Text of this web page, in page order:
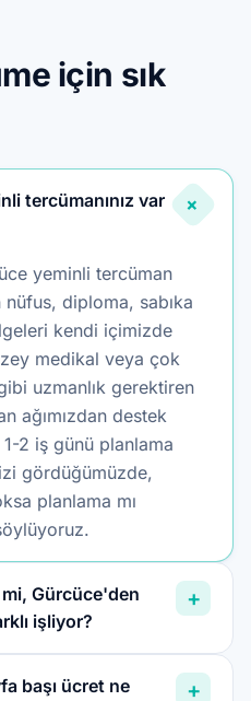
için sık
tercümanınız var
+
yeminli tercüman
diploma, sabıka
kendi içimizde
medikal veya çok
uzmanlık gerektiren
ağımızdan destek
2 iş günü planlama
gördüğümüzde,
planlama mı
Gürcüce'den
işliyor?
+
başı ücret ne
+